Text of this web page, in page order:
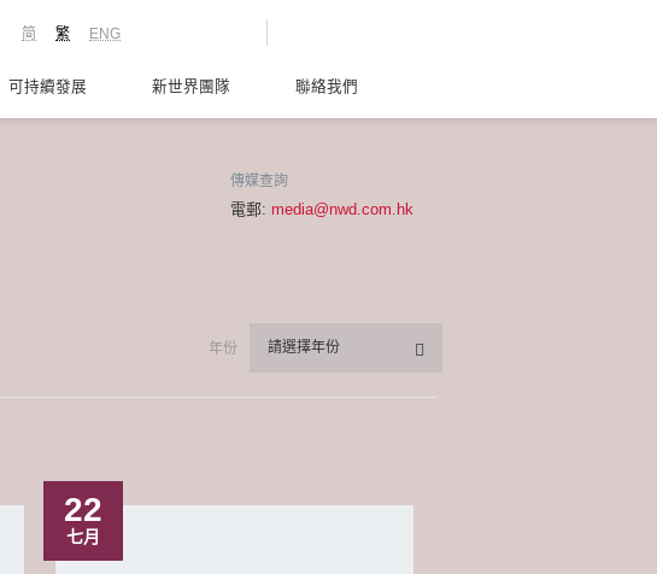
ENG
繁
简
可持續發展 新世界團隊 聯絡我們
傳媒查詢
電郵: media@nwd.com.hk
年份 請選擇年份
22
七月